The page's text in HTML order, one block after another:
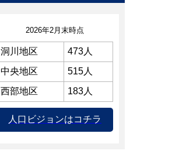
2026年2月末時点
洞川地区
473人
中央地区
515人
西部地区
183人
人口ビジョンはコチラ